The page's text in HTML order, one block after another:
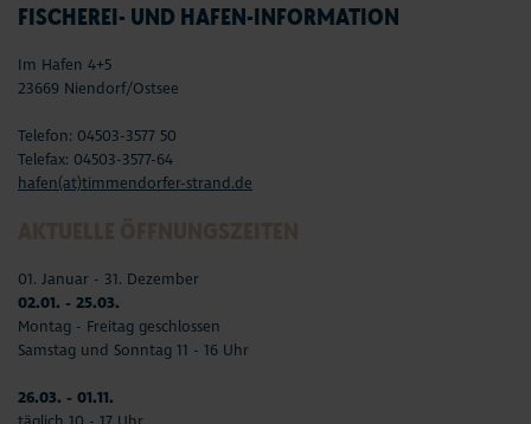
FISCHEREI- UND HAFEN-INFORMATION
Im Hafen 4+5
23669 Niendorf/Ostsee
Telefon: 04503-3577 50
Telefax: 04503-3577-64
hafen(at)timmendorfer-strand.de
01. Januar - 31. Dezember
02.01. - 25.03.
Montag - Freitag geschlossen
Samstag und Sonntag 11 - 16 Uhr
26.03. - 01.11.